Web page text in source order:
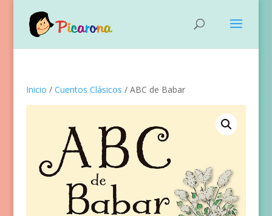
Inicio / Cuentos Clásicos / ABC de Babar